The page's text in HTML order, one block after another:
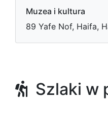
Muzea i kultura
89 Yafe Nof, Haifa,
Szlaki w